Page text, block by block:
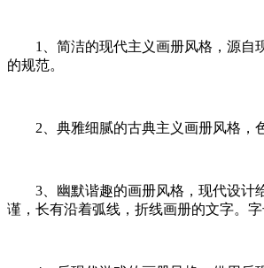
1、简洁的现代主义画册风格，源自现
的规范。
2、典雅细腻的古典主义画册风格，色
3、幽默谐趣的画册风格，现代设计给
谨，长有沿着弧线，折线画册的文字。